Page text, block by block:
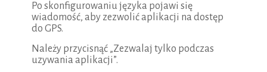
Po skonfigurowaniu języka pojawi się
wiadomość, aby zezwolić aplikacji na dostęp
do GPS.
Należy przycisnąć „Zezwalaj tylko podczas
uzywania aplikacji”.